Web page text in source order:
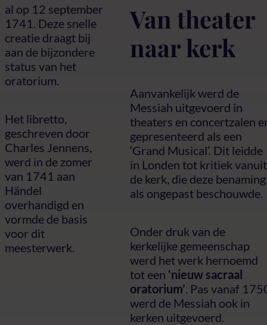
al op 12 september
1741. Deze snelle
creatie draagt bij
aan de bijzondere
status van het
oratorium.
Het libretto,
geschreven door
Charles Jennens,
werd in de zomer
van 1741 aan
Händel
overhandigd en
vormde de basis
voor dit
meesterwerk.
Van theater
naar kerk
Aanvankelijk werd de
Messiah uitgevoerd in
theaters en concertzalen
gepresenteerd als een
‘Grand Musical’. Dit leidde
in Londen tot kritiek vanuit
de kerk, die deze benaming
als ongepast beschouwde.
Onder druk van de
kerkelijke gemeenschap
werd het werk hernoemd
tot een ‘nieuw sacraal
oratorium’ . Pas vanaf
werd de Messiah ook in
kerken uitgevoerd.